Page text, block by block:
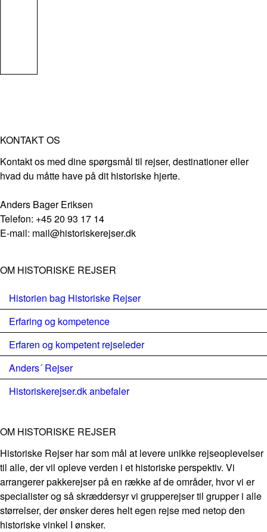
KONTAKT OS
Kontakt os med dine spørgsmål til rejser, destinationer eller
hvad du måtte have på dit historiske hjerte.
Anders Bager Eriksen
Telefon: +45 20 93 17 14
E-mail: mail@historiskerejser.dk
OM HISTORISKE REJSER
Historien bag Historiske Rejser
Erfaring og kompetence
Erfaren og kompetent rejseleder
Anders´ Rejser
Historiskerejser.dk anbefaler
OM HISTORISKE REJSER
Historiske Rejser har som mål at levere unikke rejseoplevelser
til alle, der vil opleve verden i et historiske perspektiv. Vi
arrangerer pakkerejser på en række af de områder, hvor vi er
specialister og så skræddersyr vi grupperejser til grupper i alle
størrelser, der ønsker deres helt egen rejse med netop den
historiske vinkel I ønsker.